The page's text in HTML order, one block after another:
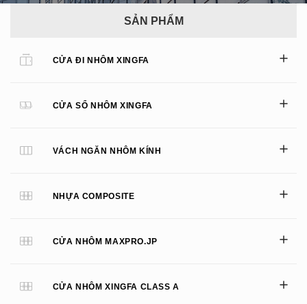
SẢN PHẨM
CỬA ĐI NHÔM XINGFA
CỬA SỔ NHÔM XINGFA
VÁCH NGĂN NHÔM KÍNH
NHỰA COMPOSITE
CỬA NHÔM MAXPRO.JP
CỬA NHÔM XINGFA CLASS A